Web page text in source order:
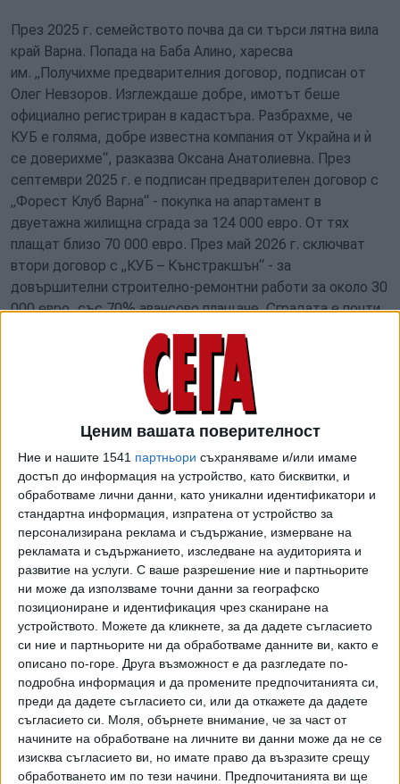
Ценим вашата поверителност
Ние и нашите 1541 партньори съхраняваме и/или имаме
достъп до информация на устройство, като бисквитки, и
обработваме лични данни, като уникални идентификатори и
стандартна информация, изпратена от устройство за
персонализирана реклама и съдържание, измерване на
рекламата и съдържанието, изследване на аудиторията и
развитие на услуги. С ваше разрешение ние и партньорите
ни може да използваме точни данни за географско
позициониране и идентификация чрез сканиране на
устройството. Можете да кликнете, за да дадете съгласието
си ние и партньорите ни да обработваме данните ви, както е
описано по-горе. Друга възможност е да разгледате по-
подробна информация и да промените предпочитанията си,
преди да дадете съгласието си, или да откажете да дадете
съгласието си.
Моля, обърнете внимание, че за част от
начините на обработване на личните ви данни може да не се
изисква съгласието ви, но имате право да възразите срещу
обработването им по тези начини. Предпочитанията ви ще
През 2025 г. семейството почва да си търси лятна вила
край Варна. Попада на Баба Алино, харесва
им. „Получихме предварителния договор, подписан от
Олег Невзоров. Изглеждаше добре, имотът беше
официално регистриран в кадастъра. Разбрахме, че
КУБ е голяма, добре известна компания от Украйна и ѝ
се доверихме“, разказва Оксана Анатолиевна. През
септември 2025 г. е подписан предварителен договор с
„Форест Клуб Варна“ - покупка на апартамент в
двуетажна жилищна сграда за 124 000 евро. От тях
плащат близо 70 000 евро. През май 2026 г. сключват
втори договор с „КУБ – Кънстракшън“ - за
довършителни строително-ремонтни работи за около 30
000 евро, със 70% авансово плащане. Сградата е почти
готова тогава, но успоредно настава скандалът. „Оттам
нататък ситуацията бързо стана от лоша към по-лоша.
Оказа се, че нашият търговски агент вече не е служител
на КУБ от края на април, а ние нямахме друго лице за
контакт. КУБ спря да отговаря на обаждания и имейли.
Осъзнахме, че имаме нужда от адвокат“, разказа още
жената.
През юни Оксана и семейството ѝ се свързват с
адвокатска кантора. Целта е да развалят
предварителния договор. Мотивът - невъзможност да
ползват имота си и страх, че може да бъде премахнат.
След неуспешен опит казусът да се реши
извънсъдебно, се пристъпва към съдебни действия.
Заведено е предварително обезпечително
производство, а искането е връщане на парите, както и
дължимите неустойки по договора. „Преди да се заведе
същинската искова молба срещу инвеститора, законът
ни позволява да се обезпечим от негови активи
предварително - стига, разбира се, да имаме
достатъчно убедителни писмени доказателства, които в
случая са налице. Съдът в рамките на буквално един